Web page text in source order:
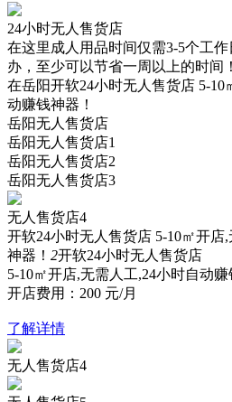
24小时无人售货店
在这里成人用品时间仅需3-5个工
办，至少可以节省一周以上的时间！
在岳阳开软24小时无人售货店 5-10
动赚钱神器！
岳阳无人售货店
岳阳无人售货店1
岳阳无人售货店2
岳阳无人售货店3
无人售货店4
开软24小时无人售货店 5-10㎡开店
神器！ 2开软24小时无人售货店
5-10㎡开店,无需人工,24小时自动赚
开店费用： 200 元/月
了解详情
无人售货店4